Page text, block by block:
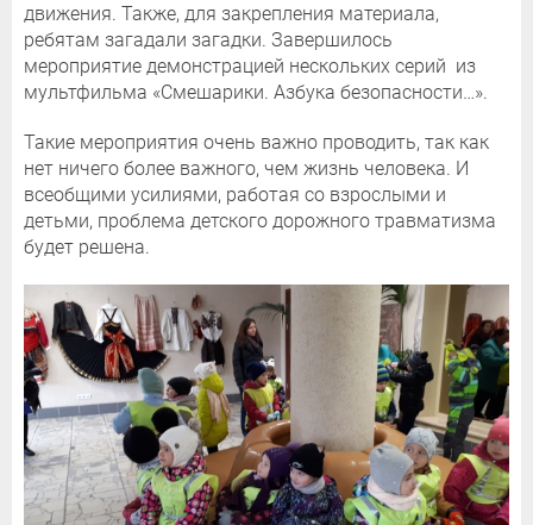
движения. Также, для закрепления материала,
ребятам загадали загадки. Завершилось
мероприятие демонстрацией нескольких серий из
мультфильма «Смешарики. Азбука безопасности…».
Такие мероприятия очень важно проводить, так как
нет ничего более важного, чем жизнь человека. И
всеобщими усилиями, работая со взрослыми и
детьми, проблема детского дорожного травматизма
будет решена.